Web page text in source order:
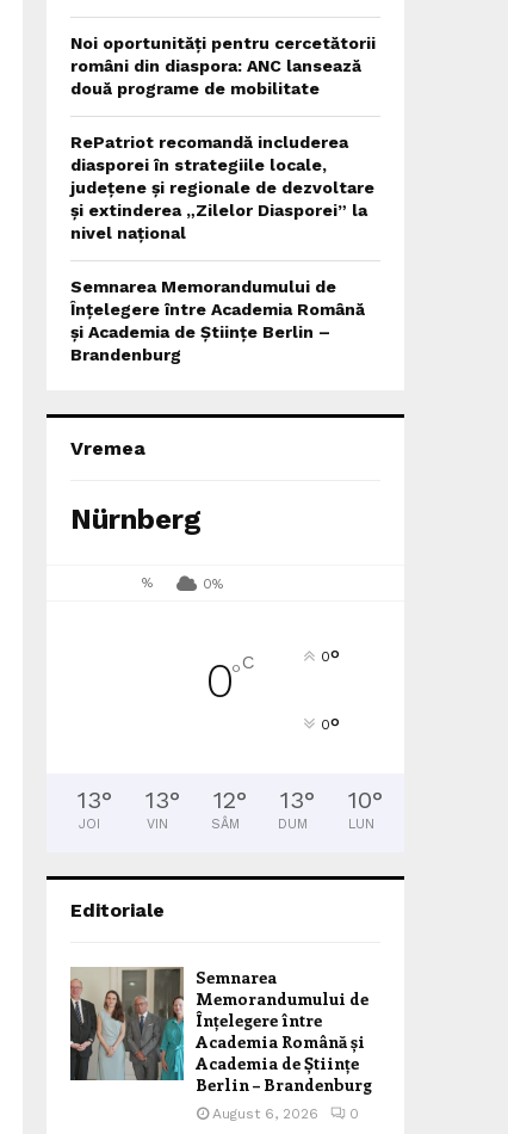
Noi oportunități pentru cercetătorii
români din diaspora: ANC lansează
două programe de mobilitate
RePatriot recomandă includerea
diasporei în strategiile locale,
județene și regionale de dezvoltare
și extinderea „Zilelor Diasporei” la
nivel național
Semnarea Memorandumului de
Înțelegere între Academia Română
și Academia de Științe Berlin –
Brandenburg
Vremea
Nürnberg
% 0%
0°C 0°
0°
13°
JOI
13°
VIN
12°
SÂM
13°
DUM
10°
LUN
Editoriale
Semnarea
Memorandumului de
Înțelegere între
Academia Română și
Academia de Științe
Berlin – Brandenburg
August 6, 2026 0